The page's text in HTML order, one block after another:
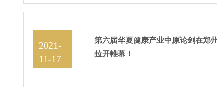
第六届华夏健康产业中原论剑在郑
拉开帷幕！
2021-
11-17